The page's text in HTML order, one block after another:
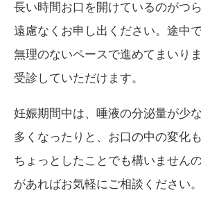
長い時間お口を開けているのがつ
遠慮なくお申し出ください。途中
無理のないペースで進めてまいり
受診していただけます。
妊娠期間中は、唾液の分泌量が少
多くなったりと、お口の中の変化
ちょっとしたことでも構いません
があればお気軽にご相談ください。